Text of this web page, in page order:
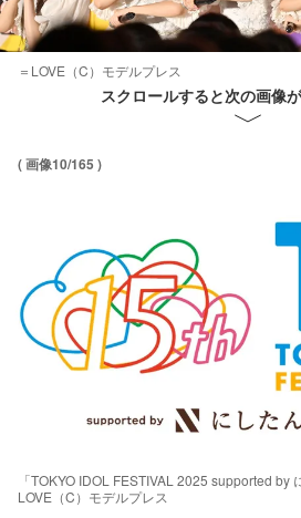
＝LOVE（C）モデルプレス
スクロールすると次の画像
( 画像10/165 )
「TOKYO IDOL FESTIVAL 2025 supported by
LOVE（C）モデルプレス